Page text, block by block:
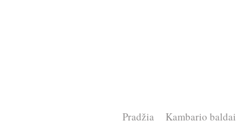
Pradžia Kambario baldai